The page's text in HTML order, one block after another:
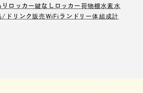
りロッカー鍵なしロッカー荷物棚水素水
/ドリンク販売WiFi ランドリー体組成計